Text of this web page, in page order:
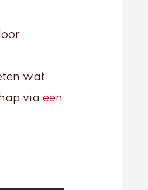
wat
via een